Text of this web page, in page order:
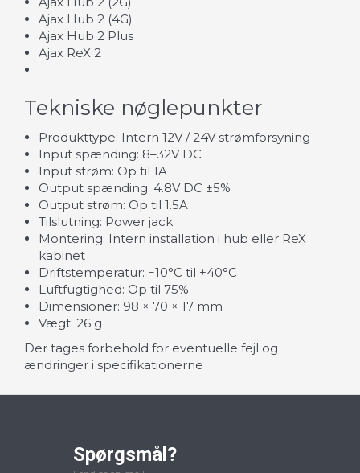
Ajax Hub 2 (4G)
Ajax Hub 2 Plus
Ajax ReX 2
Tekniske nøglepunkter
Produkttype: Intern 12V / 24V strømforsyning
Input spænding: 8–32V DC
Input strøm: Op til 1A
Output spænding: 4.8V DC ±5%
Output strøm: Op til 1.5A
Tilslutning: Power jack
Montering: Intern installation i hub eller ReX
kabinet
Driftstemperatur: −10°C til +40°C
Luftfugtighed: Op til 75%
Dimensioner: 98 × 70 × 17 mm
Vægt: 26 g
Der tages forbehold for eventuelle fejl og
ændringer i specifikationerne
Spørgsmål?